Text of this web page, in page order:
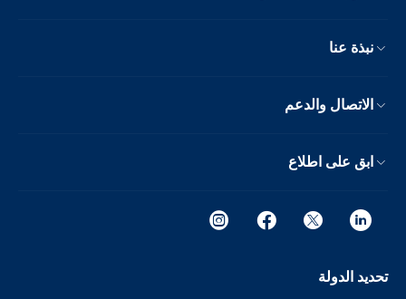
نبذة عنا
الاتصال والدعم
ابق على اطلاع
تحديد الدولة